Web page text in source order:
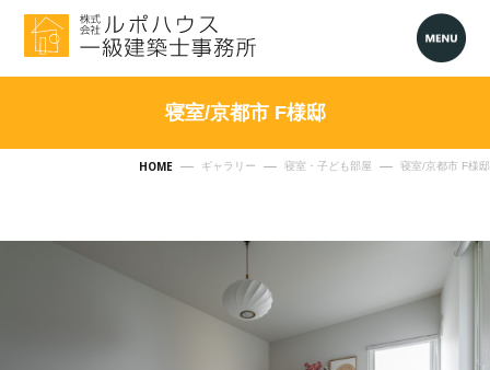
HOME ギャラリー 寝室・子ども部屋 寝室/京都市 F様邸
寝室/京都市 F様邸